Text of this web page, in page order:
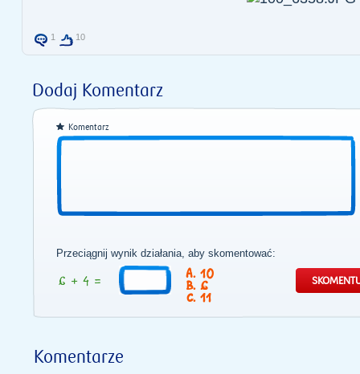
1 10
Dodaj Komentarz
Komentarz
Przeciągnij wynik działania, aby skomentować:
10
6
11
Komentarze